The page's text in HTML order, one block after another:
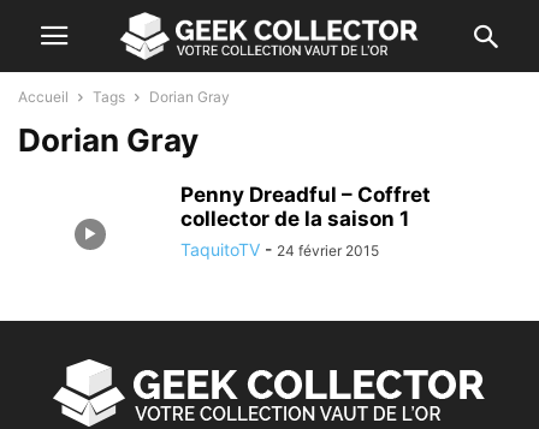
Accueil Tags Dorian Gray
Dorian Gray
Penny Dreadful – Coffret
collector de la saison 1
TaquitoTV - 24 février 2015